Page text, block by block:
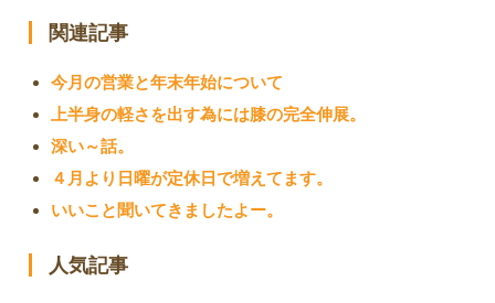
関連記事
今月の営業と年末年始について
上半身の軽さを出す為には膝の完全伸展。
深い～話。
４月より日曜が定休日で増えてます。
いいこと聞いてきましたよー。
人気記事